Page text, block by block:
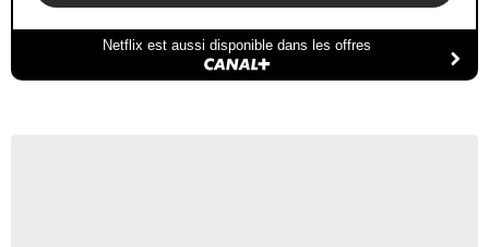
Netflix est aussi disponible dans les offres